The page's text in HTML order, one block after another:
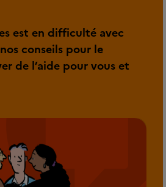
est en difficulté avec
conseils pour le
de l’aide pour vous et